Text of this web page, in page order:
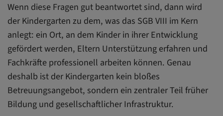
Wenn diese Fragen gut beantwortet sind, dann wird
der Kindergarten zu dem, was das SGB VIII im Kern
anlegt: ein Ort, an dem Kinder in ihrer Entwicklung
gefördert werden, Eltern Unterstützung erfahren und
Fachkräfte professionell arbeiten können. Genau
deshalb ist der Kindergarten kein bloßes
Betreuungsangebot, sondern ein zentraler Teil früher
Bildung und gesellschaftlicher Infrastruktur.